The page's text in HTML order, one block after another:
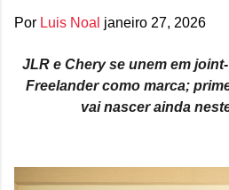
Por Luis Noal janeiro 27, 2026
JLR e Chery se unem em
Freelander como marca;
vai nascer ainda